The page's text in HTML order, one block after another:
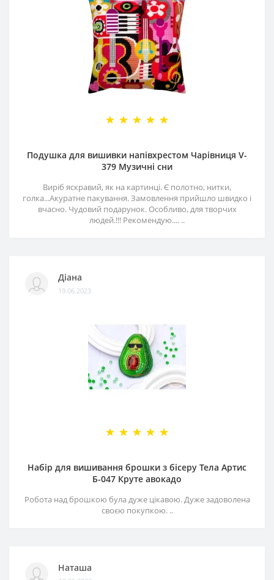
Подушка для вишивки напівхрестом Чарівниця V-
379 Музичні сни
Виріб яскравий, як на картинці. Є полотно, нитки,
голка...Акуратне пакування. Замовлення прийшло швидко і
вчасно. Чудовий подарунок. Особливо, для творчих
людей.!!! Рекомендую.... ..
Діана
19.06.2023
Набір для вишивання брошки з бісеру Тела Артис
Б-047 Круте авокадо
Робота над брошкою була дуже цікавою. Дуже задоволена
своєю покупкою. ..
Наташа